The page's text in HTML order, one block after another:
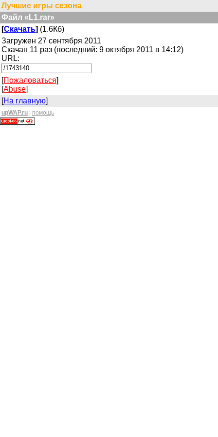
Лучшие игры сезона
Файл «L1.rar»
[Скачать] (1.6Кб)
Загружен 27 сентября 2011
Скачан 11 раз (последний: 9 октября 2011 в 14:12)
URL:
[Пожаловаться]
[Abuse]
[На главную]
upWAP.ru помощь